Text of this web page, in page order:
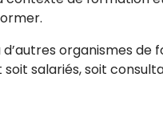
d’autres organismes
salariés, soit